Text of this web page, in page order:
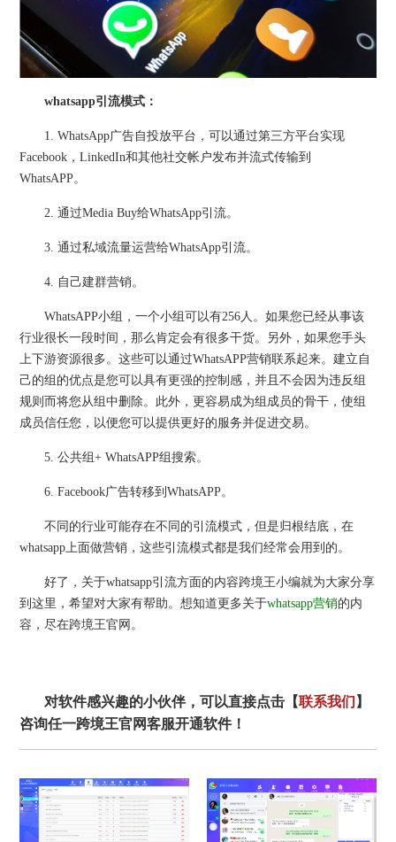
whatsapp引流模式：
1. WhatsApp广告自投放平台，可以通过第三方平台实现
Facebook，LinkedIn和其他社交帐户发布并流式传输到
WhatsAPP。
2. 通过Media Buy给WhatsApp引流。
3. 通过私域流量运营给WhatsApp引流。
4. 自己建群营销。
WhatsAPP小组，一个小组可以有256人。如果您已经从事该
行业很长一段时间，那么肯定会有很多干货。另外，如果您手头
上下游资源很多。这些可以通过WhatsAPP营销联系起来。建立自
己的组的优点是您可以具有更强的控制感，并且不会因为违反组
规则而将您从组中删除。此外，更容易成为组成员的骨干，使组
成员信任您，以便您可以提供更好的服务并促进交易。
5. 公共组+ WhatsAPP组搜索。
6. Facebook广告转移到WhatsAPP。
不同的行业可能存在不同的引流模式，但是归根结底，在
whatsapp上面做营销，这些引流模式都是我们经常会用到的。
好了，关于whatsapp引流方面的内容跨境王小编就为大家分享
到这里，希望对大家有帮助。想知道更多关于whatsapp营销的内
容，尽在跨境王官网。
对软件感兴趣的小伙伴，可以直接点击【联系我们 】
咨询任一跨境王官网客服开通软件！